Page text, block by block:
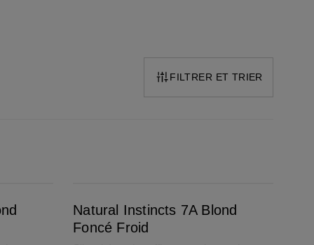
FILTRER ET TRIER
Natural Instincts 7A Blond
Foncé Froid